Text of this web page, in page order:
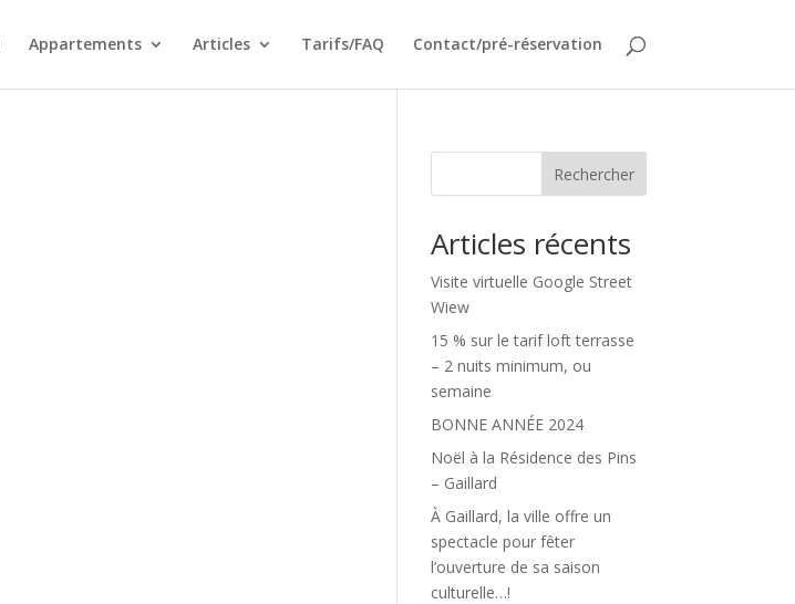
Appartements Articles Tarifs/FAQ Contact/pré-réservation
Rechercher
Articles récents
Visite virtuelle Google Street
Wiew
15 % sur le tarif loft terrasse
– 2 nuits minimum, ou
semaine
BONNE ANNÉE 2024
Noël à la Résidence des Pins
– Gaillard
À Gaillard, la ville offre un
spectacle pour fêter
l’ouverture de sa saison
culturelle…!